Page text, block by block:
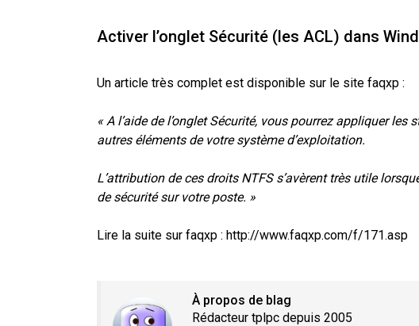
Activer l’onglet Sécurité (les ACL) dans
Un article très complet est disponible sur le site faqxp :
« A l’aide de l’onglet Sécurité, vous pourrez appliquer
autres éléments de votre système d’exploitation.
L’attribution de ces droits NTFS s’avèrent très utile
de sécurité sur votre poste. »
Lire la suite sur faqxp : http://www.faqxp.com/f/171.asp
À propos de blag
Rédacteur tplpc depuis 2005